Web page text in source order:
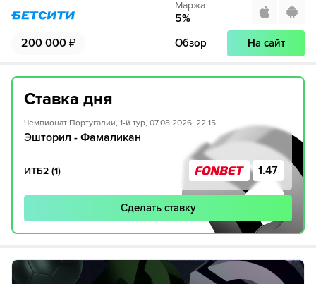
200 000 ₽
Маржа:
5%
Обзор На сайт
Ставка дня
Чемпионат Португалии, 1-й тур, 07.08.2026, 22:15
Эшторил - Фамаликан
ИТБ2 (1) 1.47
Сделать ставку